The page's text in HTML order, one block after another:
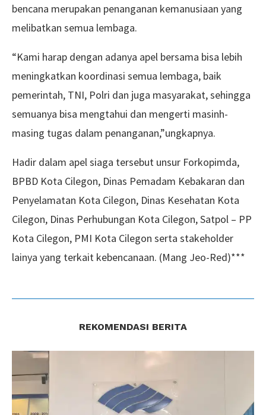
bencana merupakan penanganan kemanusiaan yang
melibatkan semua lembaga.
“Kami harap dengan adanya apel bersama bisa lebih
meningkatkan koordinasi semua lembaga, baik
pemerintah, TNI, Polri dan juga masyarakat, sehingga
semuanya bisa mengtahui dan mengerti masinh-
masing tugas dalam penanganan,”ungkapnya.
Hadir dalam apel siaga tersebut unsur Forkopimda,
BPBD Kota Cilegon, Dinas Pemadam Kebakaran dan
Penyelamatan Kota Cilegon, Dinas Kesehatan Kota
Cilegon, Dinas Perhubungan Kota Cilegon, Satpol – PP
Kota Cilegon, PMI Kota Cilegon serta stakeholder
lainya yang terkait kebencanaan. (Mang Jeo-Red)***
REKOMENDASI BERITA